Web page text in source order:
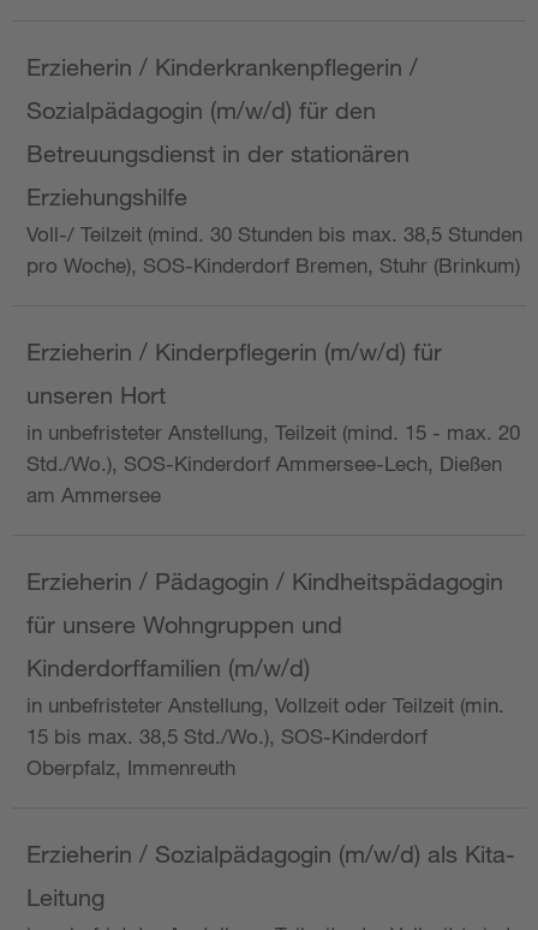
Erzieherin / Kinderkrankenpflegerin /
Sozialpädagogin (m/w/d) für den
Betreuungsdienst in der stationären
Erziehungshilfe
Voll-/ Teilzeit (mind. 30 Stunden bis max. 38,5 Stunden
pro Woche), SOS-Kinderdorf Bremen, Stuhr (Brinkum)
Erzieherin / Kinderpflegerin (m/w/d) für
unseren Hort
in unbefristeter Anstellung, Teilzeit (mind. 15 - max. 20
Std./Wo.), SOS-Kinderdorf Ammersee-Lech, Dießen
am Ammersee
Erzieherin / Pädagogin / Kindheitspädagogin
für unsere Wohngruppen und
Kinderdorffamilien (m/w/d)
in unbefristeter Anstellung, Vollzeit oder Teilzeit (min.
15 bis max. 38,5 Std./Wo.), SOS-Kinderdorf
Oberpfalz, Immenreuth
Erzieherin / Sozialpädagogin (m/w/d) als Kita-
Leitung